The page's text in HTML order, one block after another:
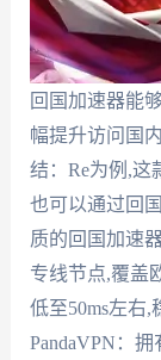
回国加速器能
幅提升访问国
结：Re为例,这
也可以通过回
质的回国加速
专线节点,覆盖
低至50ms左右,
PandaVPN：